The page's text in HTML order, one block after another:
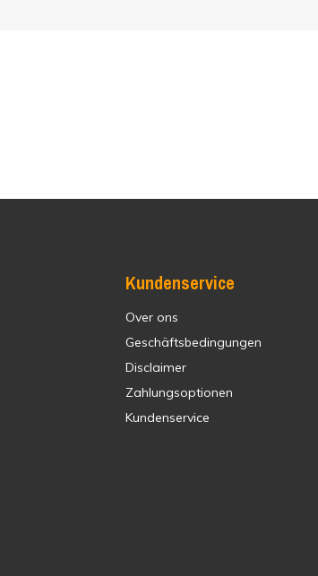
Kundenservice
Over ons
Geschäftsbedingungen
Disclaimer
Zahlungsoptionen
Kundenservice